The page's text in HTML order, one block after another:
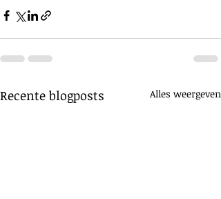
Recente blogposts Alles weergeven